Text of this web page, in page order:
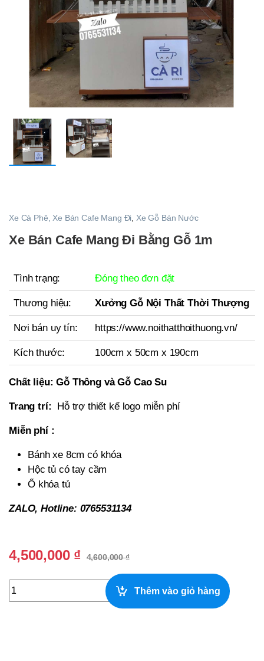
Xe Cà Phê, Xe Bán Cafe Mang Đi Xe Gỗ Bán Nước
Xe Bán Cafe Mang Đi Bằng Gỗ 1m
Tình trạng: Đóng theo đơn đặt
Thương hiệu: Xưởng Gỗ Nội Thất Thời Thượng
Nơi bán uy tín: https://www.noithatthoithuong.vn/
Kích thước: 100cm x 50cm x 190cm
Chất liệu: Gỗ Thông và Gỗ Cao Su
Trang trí: Hỗ trợ thiết kế logo miễn phí
Miễn phí :
Bánh xe 8cm có khóa
Hộc tủ có tay cầm
Ổ khóa tủ
ZALO, Hotline: 0765531134
4,500,000 ₫ 4,600,000₫
Xe Bán Cafe Mang Đi Bằng Gỗ 1m quantity
Thêm vào giỏ hàng